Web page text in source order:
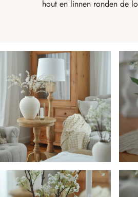
hout en linnen ronden de